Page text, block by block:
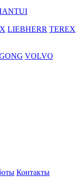
LIEBHERR TEREX
VOLVO
Контакты